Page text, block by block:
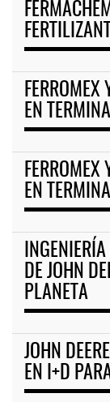
EN
EN
DE JOHN
PLANETA
JOHN
EN I+D